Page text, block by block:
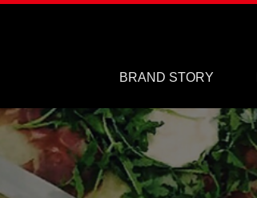
BRAND STORY
브랜드소개
브랜드특징
오시는길